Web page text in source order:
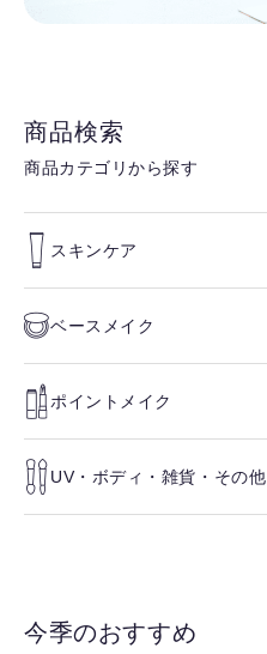
商品検索
商品カテゴリから探す
スキンケア
ベースメイク
ポイントメイク
UV・ボディ・雑貨・その他
今季のおすすめ